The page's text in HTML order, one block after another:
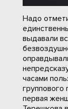
Надо
выдавали
часами
группового
первая